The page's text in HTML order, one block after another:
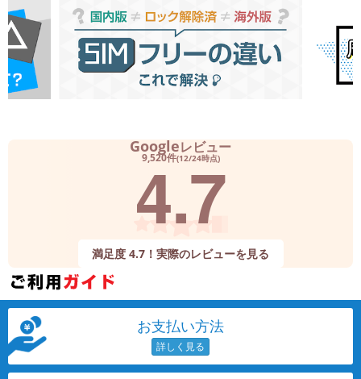
Googleレビュー
9,520件(12/24時点)
4.7
満足度 4.7！実際のレビューを見る
お支払い方法